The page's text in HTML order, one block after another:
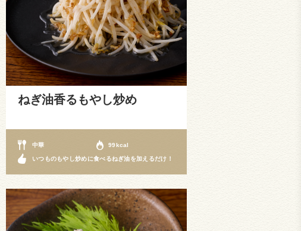
ねぎ油香るもやし炒め
中華 99kcal
いつものもやし炒めに食べるねぎ油を加えるだけ！